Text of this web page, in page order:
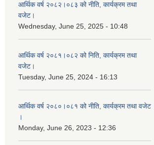
आर्थिक वर्ष २०८२।०८३ को नीति, कार्यक्रम तथा
वजेट।
Wednesday, June 25, 2025 - 10:48
आर्थिक वर्ष २०८१।०८२ को निति, कार्यक्रम तथा
वजेट।
Tuesday, June 25, 2024 - 16:13
आर्थिक वर्ष २०८०।०८१ को नीति, कार्यक्रम तथा वजेट
।
Monday, June 26, 2023 - 12:36